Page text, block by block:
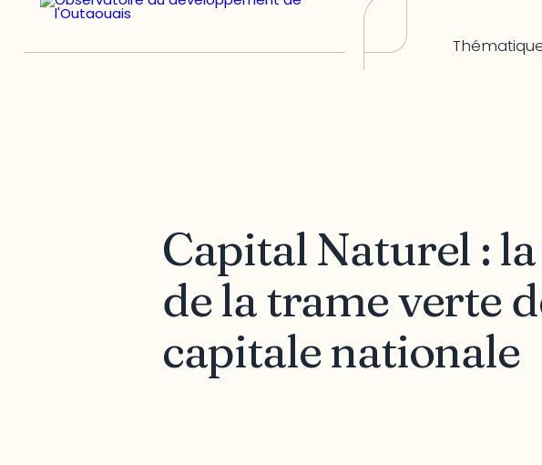
Capital Naturel :
de la trame verte
capitale nationale